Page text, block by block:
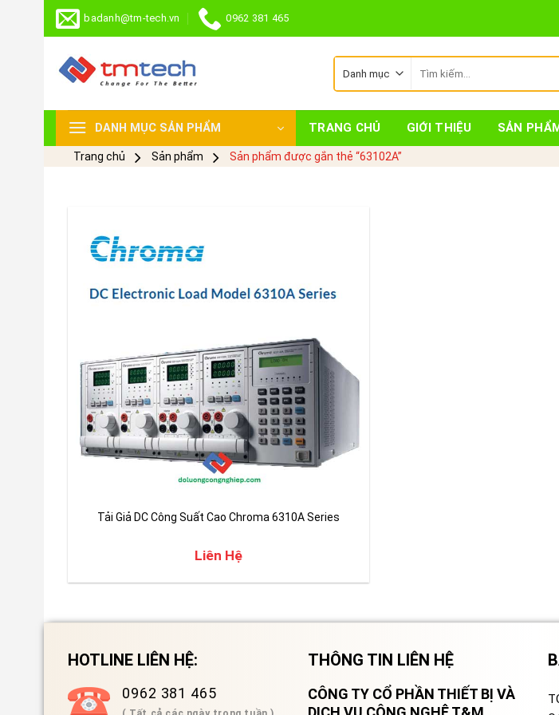
Skip
badanh@tm-tech.vn 0962 381 465
kiếm:
DANH MỤC SẢN PHẨM TRANG CHỦ GIỚI THIỆU SẢN
Trang chủ Sản phẩm Sản phẩm được gắn thẻ “63102A”
Tải Giả DC Công Suất Cao Chroma 6310A Series
Liên Hệ
HOTLINE LIÊN HỆ:
0962 381 465
THÔNG TIN LIÊN HỆ
CÔNG TY CỔ PHẦN THIẾT BỊ VÀ